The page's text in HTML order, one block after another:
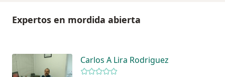
Expertos en mordida abierta
Carlos A Lira Rodriguez